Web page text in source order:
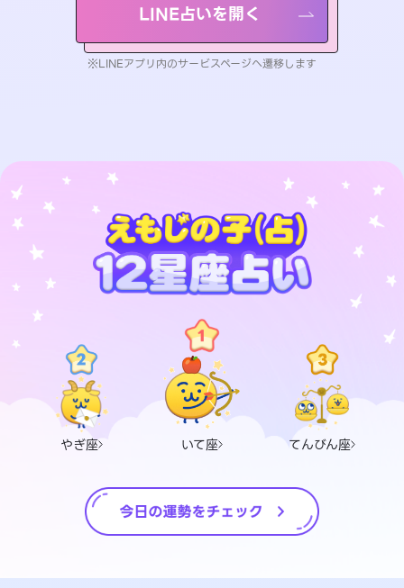
LINE占いを開く
※LINEアプリ内のサービスページへ遷移します
やぎ座 いて座 てんびん座